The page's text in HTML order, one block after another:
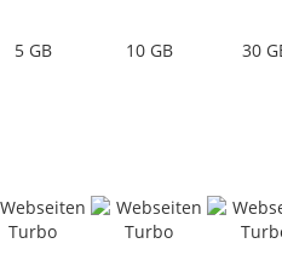
5 GB 10 GB 30